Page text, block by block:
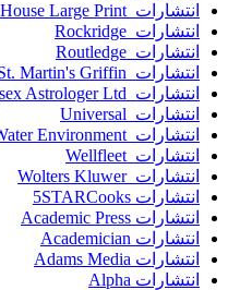
انتشارات Random House Large Print
انتشارات Rockridge
انتشارات Routledge
انتشارات St. Martin's Griffin
انتشارات The Wessex Astrologer Ltd
انتشارات Universal
انتشارات Water Environment
انتشارات Wellfleet
انتشارات Wolters Kluwer
انتشارات 5STARCooks
انتشارات Academic Press
انتشارات Academician
انتشارات Adams Media
انتشارات Alpha